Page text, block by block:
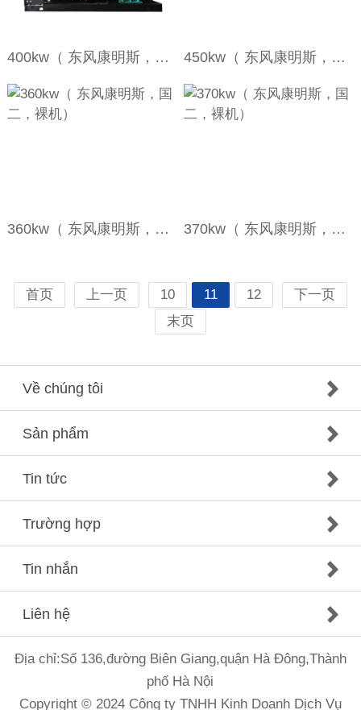
400kw（ 东风康明斯，国二，裸机） 450kw（ 东风康明斯，国二，裸机）
360kw（ 东风康明斯，国二，裸机） 370kw（ 东风康明斯，国二，裸机）
首页 上一页 10 11 12
下一页
末页
Về chúng tôi
Sản phẩm
Tin tức
Trường hợp
Tin nhắn
Liên hệ
Địa chỉ:Số 136,đường Biên Giang,quận Hà Đông,Thành
phố Hà Nội
Copyright © 2024 Công ty TNHH Kinh Doanh Dịch Vụ